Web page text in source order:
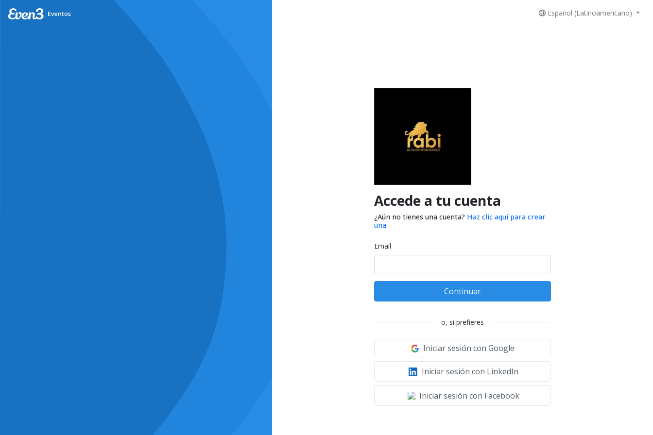
Español (Latinoamericano)
Accede a tu cuenta
¿Aún no tienes una cuenta? Haz clic aquí para crear
una
Email
Continuar
o, si prefieres
Iniciar sesión con Google
Iniciar sesión con LinkedIn
Iniciar sesión con Facebook